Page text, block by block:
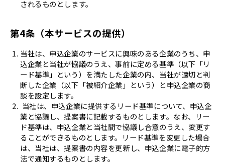
されるものとします。
第4条（本サービスの提供）
当社は、申込企業のサービスに興味のある企業のうち、申
込企業と当社が協議のうえ、事前に定める基準（以下「リ
ード基準」という）を満たした企業の内、当社が適切と判
断した企業（以下「被紹介企業」という）と申込企業の商
談を設定します。
当社は、申込企業に提供するリード基準について、申込企
業と協議し、提案書に記載するものとします。なお、リー
ド基準は、申込企業と当社間で協議し合意のうえ、変更す
ることができるものとします。リード基準を変更した場合
は、当社は、提案書の内容を更新し、申込企業に電子的方
法で通知するものとします。